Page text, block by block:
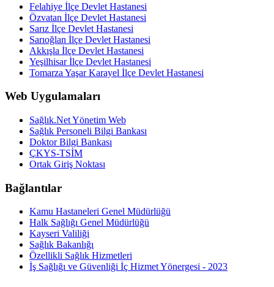
Felahiye İlçe Devlet Hastanesi
Özvatan İlçe Devlet Hastanesi
Sarız İlçe Devlet Hastanesi
Sarıoğlan İlçe Devlet Hastanesi
Akkışla İlçe Devlet Hastanesi
Yeşilhisar İlçe Devlet Hastanesi
Tomarza Yaşar Karayel İlçe Devlet Hastanesi
Web Uygulamaları
Sağlık.Net Yönetim Web
Sağlık Personeli Bilgi Bankası
Doktor Bilgi Bankası
ÇKYS-TSİM
Ortak Giriş Noktası
Bağlantılar
Kamu Hastaneleri Genel Müdürlüğü
Halk Sağlığı Genel Müdürlüğü
Kayseri Valiliği
Sağlık Bakanlığı
Özellikli Sağlık Hizmetleri
İş Sağlığı ve Güvenliği İç Hizmet Yönergesi - 2023